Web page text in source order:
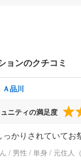
ョンのクチコミ
Ａ品川
ニティの満足度
っかりされていてお
/ 男性 / 単身 / 元住人